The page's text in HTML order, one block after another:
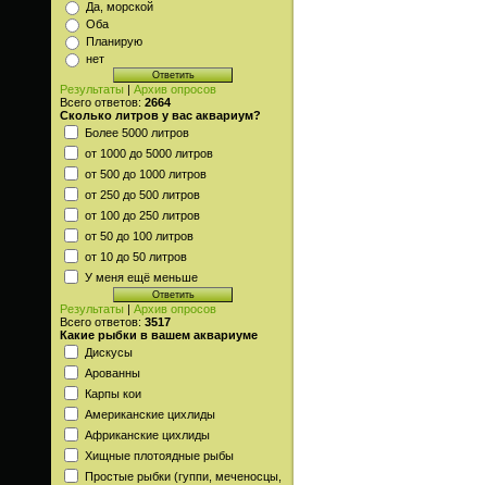
Да, морской
Оба
Планирую
нет
Результаты
Архив опросов
Всего ответов: 2664
Сколько литров у вас аквариум?
Более 5000 литров
от 1000 до 5000 литров
от 500 до 1000 литров
от 250 до 500 литров
от 100 до 250 литров
от 50 до 100 литров
от 10 до 50 литров
У меня ещё меньше
Результаты
Архив опросов
Всего ответов: 3517
Какие рыбки в вашем аквариуме
Дискусы
Арованны
Карпы кои
Американские цихлиды
Африканские цихлиды
Хищные плотоядные рыбы
Простые рыбки (гуппи, меченосцы,